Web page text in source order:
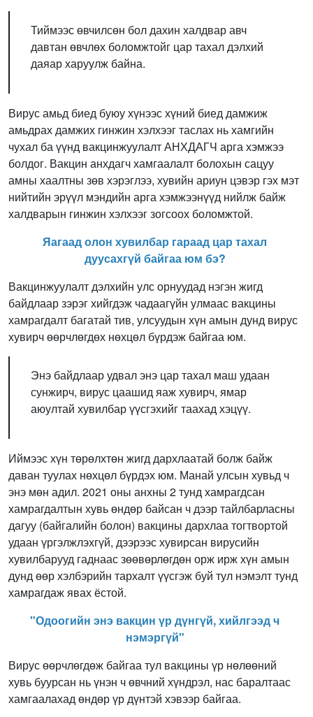
Тиймээс өвчилсөн бол дахин халдвар авч
давтан өвчлөх боломжтойг цар тахал дэлхий
даяар харуулж байна.
Вирус амьд биед буюу хүнээс хүний биед дамжиж
амьдрах дамжих гинжин хэлхээг таслах нь хамгийн
чухал ба үүнд вакцинжуулалт АНХДАГЧ арга хэмжээ
болдог. Вакцин анхдагч хамгаалалт болохын сацуу
амны хаалтны зөв хэрэглээ, хувийн ариун цэвэр гэх мэт
нийтийн эрүүл мэндийн арга хэмжээнүүд нийлж байж
халдварын гинжин хэлхээг зогсоох боломжтой.
Яагаад олон хувилбар гараад цар тахал
дуусахгүй байгаа юм бэ?
Вакцинжуулалт дэлхийн улс орнуудад нэгэн жигд
байдлаар зэрэг хийгдэж чадаагүйн улмаас вакцины
хамрагдалт багатай тив, улсуудын хүн амын дунд вирус
хувирч өөрчлөгдөх нөхцөл бүрдэж байгаа юм.
Энэ байдлаар удвал энэ цар тахал маш удаан
сунжирч, вирус цаашид яаж хувирч, ямар
аюултай хувилбар үүсгэхийг таахад хэцүү.
Иймээс хүн төрөлхтөн жигд дархлаатай болж байж
даван туулах нөхцөл бүрдэх юм. Манай улсын хувьд ч
энэ мөн адил. 2021 оны анхны 2 тунд хамрагдсан
хамрагдалтын хувь өндөр байсан ч дээр тайлбарласны
дагуу (байгалийн болон) вакцины дархлаа тогтвортой
удаан үргэлжлэхгүй, дээрээс хувирсан вирусийн
хувилбарууд гаднаас зөөвөрлөгдөн орж ирж хүн амын
дунд өөр хэлбэрийн тархалт үүсгэж буй тул нэмэлт тунд
хамрагдаж явах ёстой.
"Одоогийн энэ вакцин үр дүнгүй, хийлгээд ч
нэмэргүй"
Вирус өөрчлөгдөж байгаа тул вакцины үр нөлөөний
хувь буурсан нь үнэн ч өвчний хүндрэл, нас баралтаас
хамгаалахад өндөр үр дүнтэй хэвээр байгаа.